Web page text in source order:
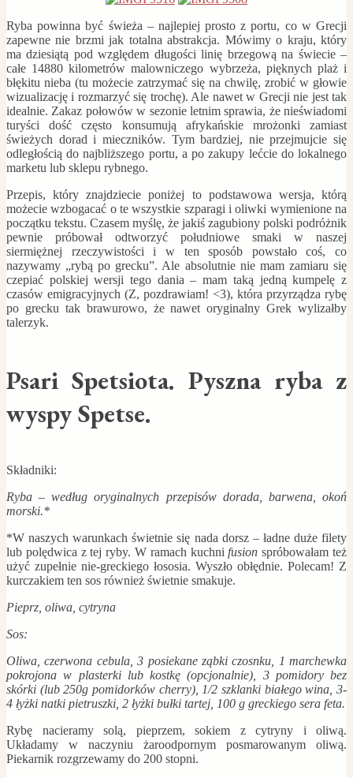
Ryba powinna być świeża – najlepiej prosto z portu, co w Grecji
zapewne nie brzmi jak totalna abstrakcja. Mówimy o kraju, który
ma dziesiątą pod względem długości linię brzegową na świecie –
całe 14880 kilometrów malowniczego wybrzeża, pięknych plaż i
błękitu nieba (tu możecie zatrzymać się na chwilę, zrobić w głowie
wizualizację i rozmarzyć się trochę). Ale nawet w Grecji nie jest tak
idealnie. Zakaz połowów w sezonie letnim sprawia, że nieświadomi
turyści dość często konsumują afrykańskie mrożonki zamiast
świeżych dorad i mieczników. Tym bardziej, nie przejmujcie się
odległością do najbliższego portu, a po zakupy lećcie do lokalnego
marketu lub sklepu rybnego.
Przepis, który znajdziecie poniżej to podstawowa wersja, którą
możecie wzbogacać o te wszystkie szparagi i oliwki wymienione na
początku tekstu. Czasem myślę, że jakiś zagubiony polski podróżnik
pewnie próbował odtworzyć południowe smaki w naszej
siermiężnej rzeczywistości i w ten sposób powstało coś, co
nazywamy „rybą po grecku”. Ale absolutnie nie mam zamiaru się
czepiać polskiej wersji tego dania – mam taką jedną kumpelę z
czasów emigracyjnych (Z, pozdrawiam! <3), która przyrządza rybę
po grecku tak brawurowo, że nawet oryginalny Grek wylizałby
talerzyk.
Psari Spetsiota. Pyszna ryba z
wyspy Spetse.
Składniki:
Ryba – według oryginalnych przepisów dorada, barwena, okoń
morski.*
*W naszych warunkach świetnie się nada dorsz – ładne duże filety
lub polędwica z tej ryby. W ramach kuchni fusion spróbowałam też
użyć zupełnie nie-greckiego łososia. Wyszło obłędnie. Polecam! Z
kurczakiem ten sos również świetnie smakuje.
Pieprz, oliwa, cytryna
Sos:
Oliwa, czerwona cebula, 3 posiekane ząbki czosnku, 1 marchewka
pokrojona w plasterki lub kostkę (opcjonalnie), 3 pomidory bez
skórki (lub 250g pomidorków cherry), 1/2 szklanki białego wina, 3-
4 łyżki natki pietruszki, 2 łyżki bułki tartej, 100 g greckiego sera feta.
Rybę nacieramy solą, pieprzem, sokiem z cytryny i oliwą.
Układamy w naczyniu żaroodpornym posmarowanym oliwą.
Piekarnik rozgrzewamy do 200 stopni.